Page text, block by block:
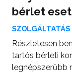
bérlet
SZOLGÁLTATÁS
Részletesen
tartós bérleti
legnépszerűbb